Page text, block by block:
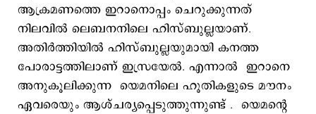
ആക്രമണത്തെ ഇറാനൊപ്പം ചെറുക്കുന്നത്
നിലവില്‍ ലെബനനിലെ ഹിസ്ബുല്ലയാണ്.
അതിര്‍ത്തിയില്‍ ഹിസ്ബുല്ലയുമായി കനത്ത
പോരാട്ടത്തിലാണ് ഇസ്രയേല്‍. എന്നാല്‍ ഇറാനെ
അനുകൂലിക്കുന്ന യെമനിലെ ഹൂതികളുടെ മൗനം
ഏവരെയും ആശ്ചര്യപ്പെടുത്തുന്നുണ്ട് . യെമന്‍റെ